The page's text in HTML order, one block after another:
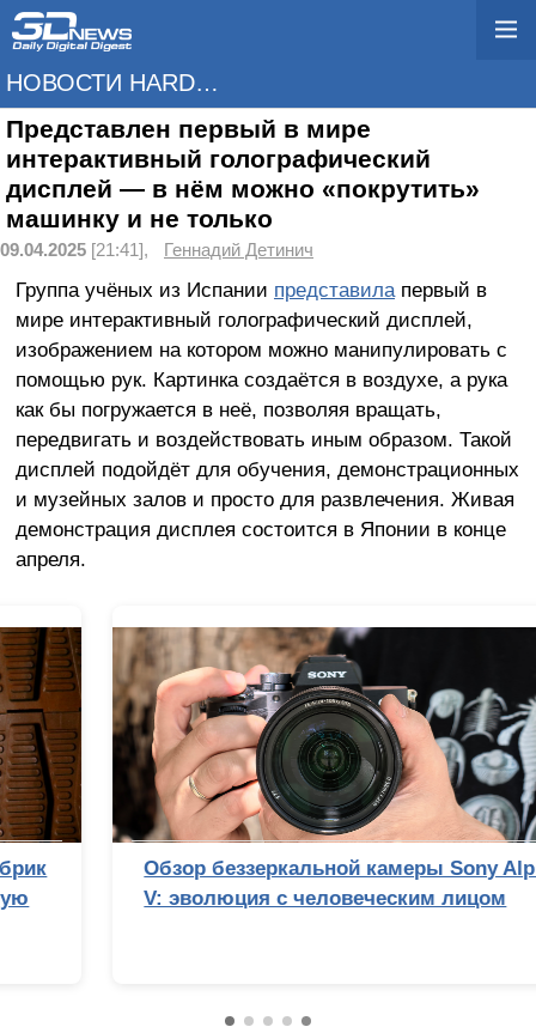
НОВОСТИ HARDWARE
Представлен первый в мире
интерактивный голографический
дисплей — в нём можно «покрутить»
машинку и не только
09.04.2025 [21:41], Геннадий Детинич
Группа учёных из Испании представилапервый в
мире интерактивный голографический дисплей,
изображением на котором можно манипулировать с
помощью рук. Картинка создаётся в воздухе, а рука
как бы погружается в неё, позволяя вращать,
передвигать и воздействовать иным образом. Такой
дисплей подойдёт для обучения, демонстрационных
и музейных залов и просто для развлечения. Живая
демонстрация дисплея состоится в Японии в конце
апреля.
Сравнительный тест камер флагманских
смартфонов (2026): итоги